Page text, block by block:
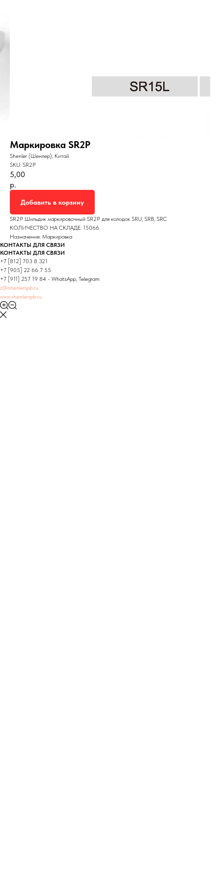
Маркировка SR2P
Shenler (Шенлер), Китай
SKU: SR2P
5,00
р.
Добавить в корзину
SR2P Шильдик маркировочный SR2P для колодок SRU, SRB, SRC
КОЛИЧЕСТВО НА СКЛАДЕ: 15066
Назначение: Маркировка
КОНТАКТЫ ДЛЯ СВЯЗИ
КОНТАКТЫ ДЛЯ СВЯЗИ
+7 [812] 703 8 321
+7 [905] 22 66 7 55
+7 [911] 257 19 84 - WhatsApp, Telegram
z@shenlerspb.ru
www.shenlerspb.ru